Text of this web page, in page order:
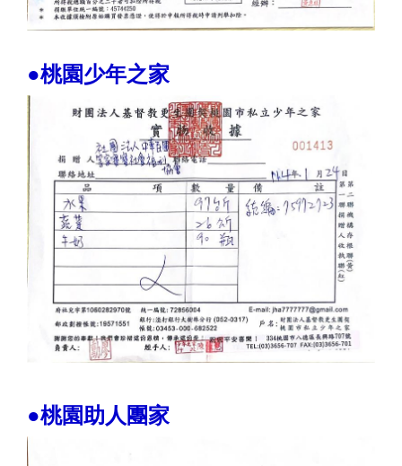
●桃園少年之家
●桃園助人團家